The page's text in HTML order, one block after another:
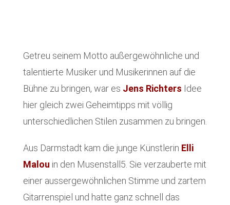
Getreu seinem Motto außergewöhnliche und
talentierte Musiker und Musikerinnen auf die
Bühne zu bringen, war es Jens Richters Idee
hier gleich zwei Geheimtipps mit völlig
unterschiedlichen Stilen zusammen zu bringen.
Aus Darmstadt kam die junge Künstlerin Elli
Malou in den Musenstall5. Sie verzauberte mit
einer aussergewöhnlichen Stimme und zartem
Gitarrenspiel und hatte ganz schnell das